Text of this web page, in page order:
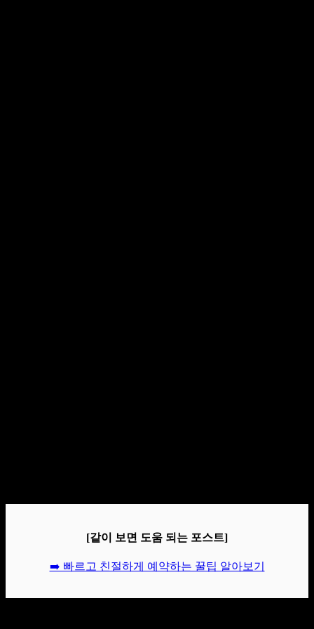
[같이 보면 도움 되는 포스트]
➡️ 빠르고 친절하게 예약하는 꿀팁 알아보기